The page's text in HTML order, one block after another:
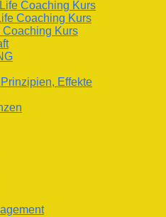
Coaching Kurs
Coaching Kurs
Coaching Kurs
Effekte